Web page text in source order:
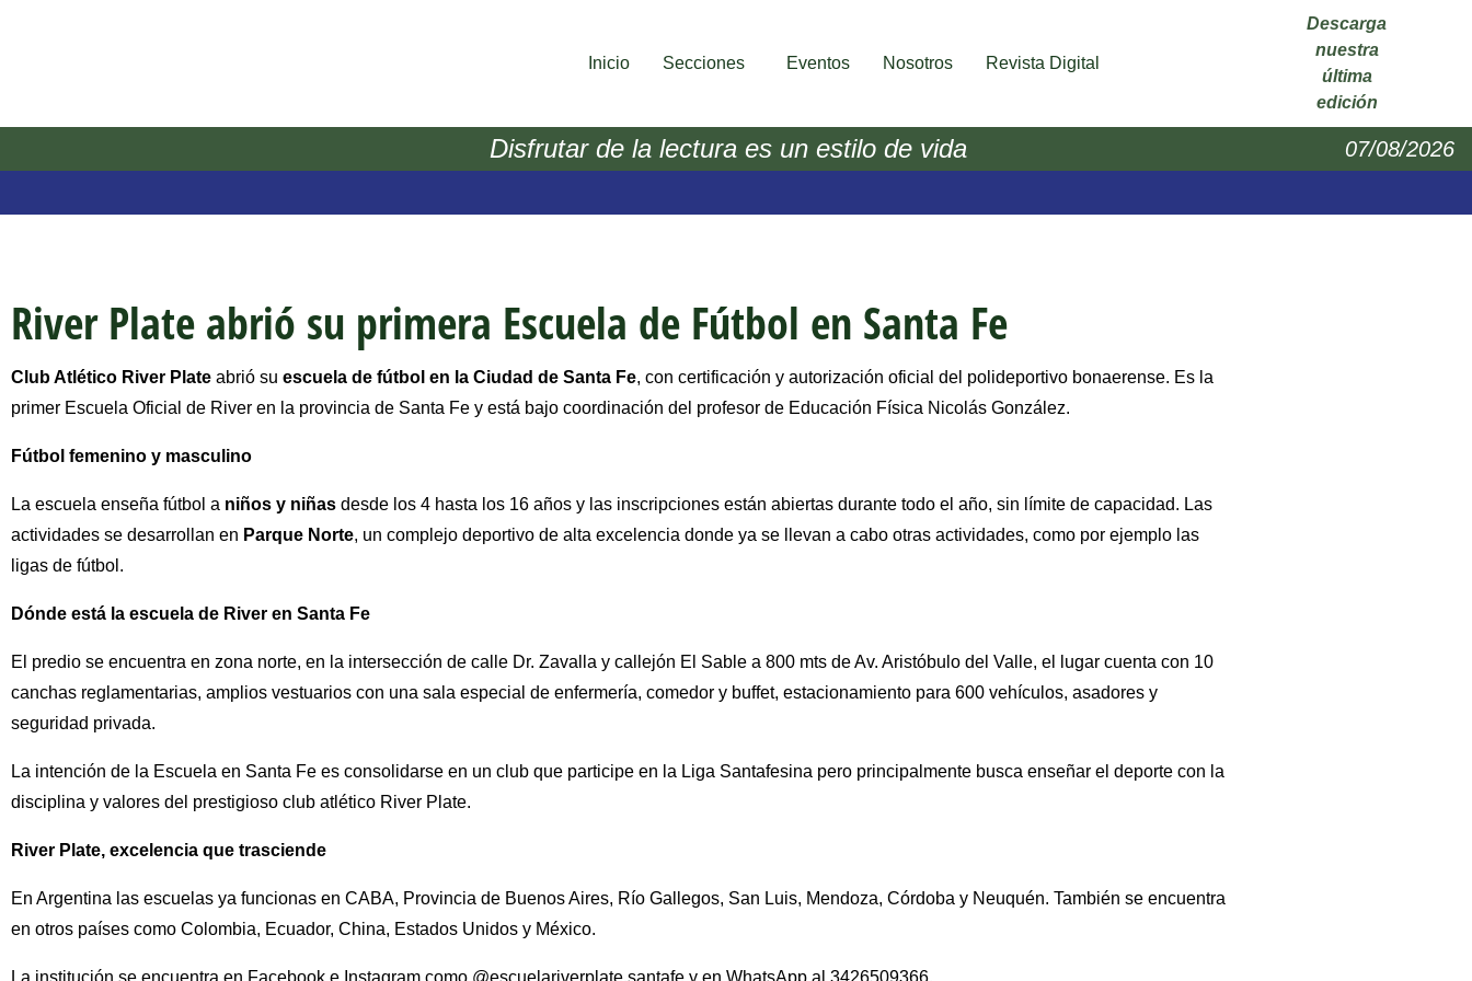
Inicio Secciones Eventos Nosotros Revista Digital
Descarga
nuestra
última
edición
Disfrutar de la lectura es un estilo de vida 07/08/2026
River Plate abrió su primera Escuela de Fútbol en Santa Fe
Club Atlético River Plate abrió su escuela de fútbol en la Ciudad de Santa Fe, con certificación y autorización oficial del polideportivo bonaerense. Es la
primer Escuela Oficial de River en la provincia de Santa Fe y está bajo coordinación del profesor de Educación Física Nicolás González.
Fútbol femenino y masculino
La escuela enseña fútbol a niños y niñas desde los 4 hasta los 16 años y las inscripciones están abiertas durante todo el año, sin límite de capacidad. Las
actividades se desarrollan en Parque Norte, un complejo deportivo de alta excelencia donde ya se llevan a cabo otras actividades, como por ejemplo las
ligas de fútbol.
Dónde está la escuela de River en Santa Fe
El predio se encuentra en zona norte, en la intersección de calle Dr. Zavalla y callejón El Sable a 800 mts de Av. Aristóbulo del Valle, el lugar cuenta con 10
canchas reglamentarias, amplios vestuarios con una sala especial de enfermería, comedor y buffet, estacionamiento para 600 vehículos, asadores y
seguridad privada.
La intención de la Escuela en Santa Fe es consolidarse en un club que participe en la Liga Santafesina pero principalmente busca enseñar el deporte con la
disciplina y valores del prestigioso club atlético River Plate.
River Plate, excelencia que trasciende
En Argentina las escuelas ya funcionas en CABA, Provincia de Buenos Aires, Río Gallegos, San Luis, Mendoza, Córdoba y Neuquén. También se encuentra
en otros países como Colombia, Ecuador, China, Estados Unidos y México.
La institución se encuentra en Facebook e Instagram como @escuelariverplate.santafe y en WhatsApp al 3426509366.